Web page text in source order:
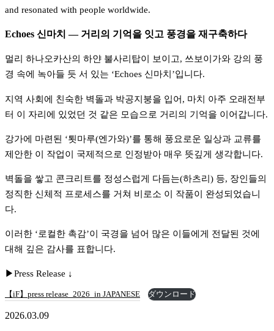
and resonated with people worldwide.
Echoes 신마치 — 거리의 기억을 잇고 풍경을 재구축하다
멀리 하나오카산의 하얀 불사리탑이 보이고, 쓰보이가와 강의 풍
경 속에 녹아들 듯 서 있는 ‘Echoes 신마치’입니다.
지역 사회에 친숙한 벽돌과 박공지붕을 입어, 마치 아주 오래전부
강가에 마련된 ‘툇마루(엔가와)’를 통해 풍요로운 일상과 교류를
제안한 이 작업이 국제적으로 인정받아 매우 뜻깊게 생각합니다.
벽돌을 쌓고 콘크리트를 정성스럽게 다듬는(하츠리) 등, 장인들의
정직한 신체적 프로세스를 거쳐 비로소 이 작품이 완성되었습니
다.
이러한 ‘로컬한 촉감’이 국경을 넘어 많은 이들에게 전달된 것에
대해 깊은 감사를 표합니다.
▶︎Press Release ↓
【iF】press release_2026_in JAPANESE ダウンロード
2026.03.09